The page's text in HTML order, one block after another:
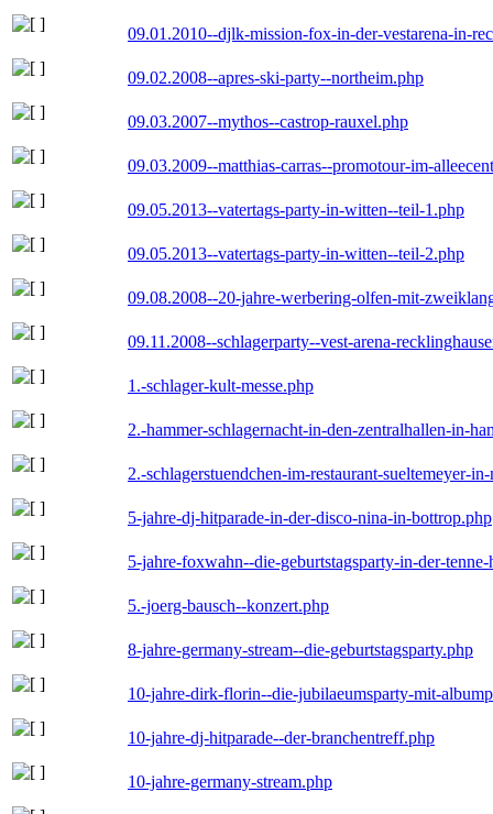
09.01.2010--djlk-mission-fox-in-der-vestarena-in-
09.02.2008--apres-ski-party--northeim.php
09.03.2007--mythos--castrop-rauxel.php
09.03.2009--matthias-carras--promotour-im-
09.05.2013--vatertags-party-in-witten--teil-1.php
09.05.2013--vatertags-party-in-witten--teil-2.php
09.08.2008--20-jahre-werbering-olfen-mit-
09.11.2008--schlagerparty--vest-arena-
1.-schlager-kult-messe.php
2.-hammer-schlagernacht-in-den-zentralhallen-in-
2.-schlagerstuendchen-im-restaurant-sueltemeyer-
5-jahre-dj-hitparade-in-der-disco-nina-in-bottrop.php
5-jahre-foxwahn--die-geburtstagsparty-in-der-tenne-
5.-joerg-bausch--konzert.php
8-jahre-germany-stream--die-geburtstagsparty.php
10-jahre-dirk-florin--die-jubilaeumsparty-mit-
10-jahre-dj-hitparade--der-branchentreff.php
10-jahre-germany-stream.php